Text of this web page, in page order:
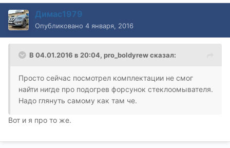
Димас1979
Опубликовано 4 января, 2016
В 04.01.2016 в 20:04, pro_boldyrew сказал:
Просто сейчас посмотрел комплектации не смог
найти нигде про подогрев форсунок стеклоомывателя.
Надо глянуть самому как там че.
Вот и я про то же.